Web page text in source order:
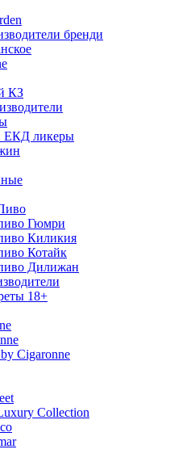
бренди
КЗ
ЕКД ликеры
Гюмри
Киликия
Котайк
Дилижан
18+
Cigaronne
Collection